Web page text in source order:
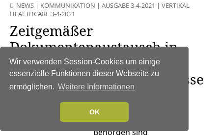
Wir verwenden Session-Cookies um einige
essenzielle Funktionen dieser Webseite zu
ermöglichen. Weitere Informationen
OK
NEWS | KOMMUNIKATION | AUSGABE 3-4-2021 | VERTIKAL
HEALTHCARE 3-4-2021
Zeitgemäßer
Dokumentenaustausch in
Behörden – So lassen sich
analoge und digitale Prozesse
verbinden
Behörden sind